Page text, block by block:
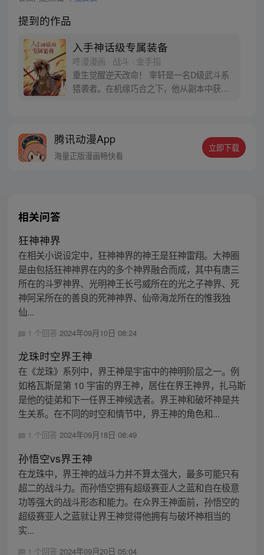
提到的作品
入手神话级专属装备
咚漫漫画 · 战斗 · 金手指
重生觉醒逆天改命！ 宰轩是一名D级武斗系
猎袭者。在机缘巧合之下，他从副本中获得
腾讯动漫App
海量正版漫画畅快看
立即下载
相关问答
狂神神界
在相关小说设定中，狂神神界的神王是狂神雷翔。大神圈
是由包括狂神神界在内的多个神界融合而成，其中有唐三
所在的斗罗神界、光明神王长弓威所在的光之子神界、死
神阿呆所在的善良的死神神界、仙帝海龙所在的惟我独
仙...
1 个回答 2024年09月10日 08:24
龙珠时空界王神
在《龙珠》系列中，界王神是宇宙中的神明阶层之一。例
如格瓦斯是第 10 宇宙的界王神，居住在界王神界，扎马斯
是他的徒弟和下一任界王神候选者。界王神和破坏神是共
生关系。在不同的时空和情节中，界王神的角色和...
1 个回答 2024年09月18日 08:49
孙悟空vs界王神
在龙珠中，界王神的战斗力并不算太强大，最多可能只有
超二的战斗力。而孙悟空拥有超级赛亚人之蓝和自在极意
功等强大的战斗形态和能力。在众界王神面前，孙悟空的
超级赛亚人之蓝就让界王神觉得他拥有与破坏神相当的
实...
1 个回答 2024年09月20日 05:04